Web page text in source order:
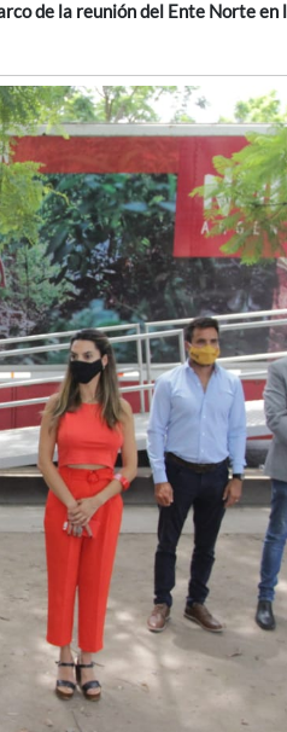
de la reunión del Ente Norte en